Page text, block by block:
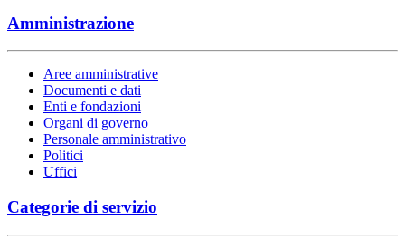
Amministrazione
Aree amministrative
Documenti e dati
Enti e fondazioni
Organi di governo
Personale amministrativo
Politici
Uffici
Categorie di servizio